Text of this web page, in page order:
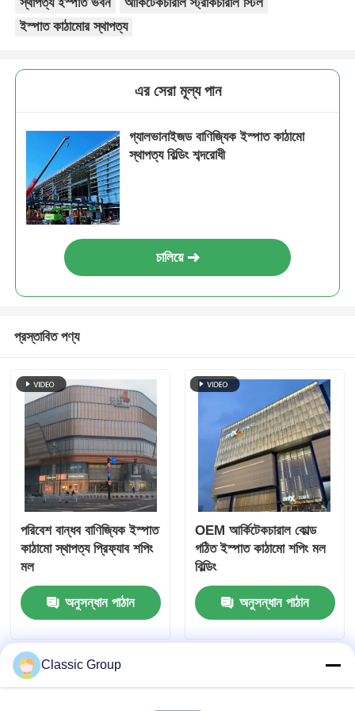
ইস্পাত কাঠামো পোল্ট্রি ঘর
মাল্টি স্টোরি স্টিল স্ট্রাকচার
শিল্প ইস্পাত কাঠামো
পাবলিক স্টিল বিল্ডিং
বাণিজ্যিক ইস্পাত গঠন
স্থাপত্য ইস্পাত ভবন
আর্কিটেকচারাল স্ট্রাকচারাল স্টিল
ইস্পাত কাঠামোর স্থাপত্য
এর সেরা মূল্য পান
গ্যালভানাইজড বাণিজ্যিক ইস্পাত কাঠামো
স্থাপত্য বিল্ডিং শব্দরোধী
চালিয়ে
প্রস্তাবিত পণ্য
পরিবেশ বান্ধব বাণিজ্যিক ইস্পাত
কাঠামো স্থাপত্য প্রিফ্যাব শপিং
মল
অনুসন্ধান পাঠান
OEM আর্কিটেকচারাল কোল্ড
গঠিত ইস্পাত কাঠামো শপিং মল
বিল্ডিং
অনুসন্ধান পাঠান
Classic Group